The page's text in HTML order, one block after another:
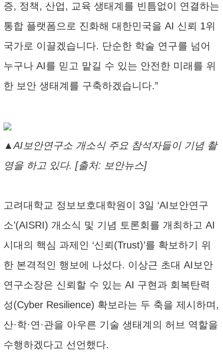
증, 정책, 산업, 교육 생태계를 빈틈없이 연결하는
통합 플랫폼으로 진화해 대한민국을 AI 신뢰 1위
국가로 이끌겠습니다. 단순한 학술 연구를 넘어
누구나 AI를 믿고 맡길 수 있는 안전한 미래를 위
한 보안 생태계를 구축하겠습니다.”
▲AI보안연구소 개소식 주요 참석자들이 기념 촬
영을 하고 있다. [출처: 보안뉴스]
고려대학교 정보보호대학원이 3일 ‘AI보안연구
소’(AISRI) 개소식 및 기념 토론회를 개최하고 AI
시대의 핵심 과제인 ‘신뢰(Trust)’를 확보하기 위
한 본격적인 행보에 나섰다. 이상근 초대 AI보안
연구소장은 신뢰할 수 있는 AI 구현과 회복탄력
성(Cyber Resilience) 확보라는 두 축을 제시하며,
산·학·연·관을 아우른 기술 생태계의 허브 역할을
수행하겠다고 선언했다.